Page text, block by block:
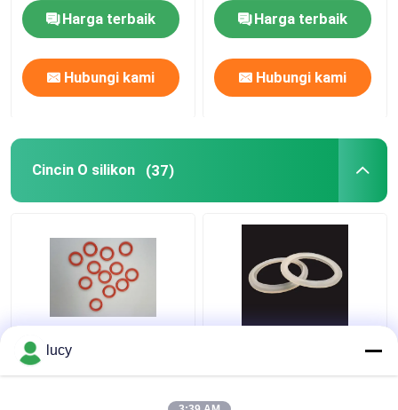
Harga terbaik
Hubungi kami
Harga terbaik
Hubungi kami
Cincin O silikon (37)
60-70 Kekerasan SI
Silicone O Rings
Rumah Tangga
lucy